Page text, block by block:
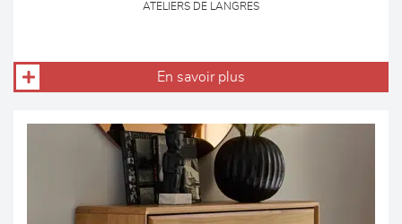
ATELIERS DE LANGRES
En savoir plus